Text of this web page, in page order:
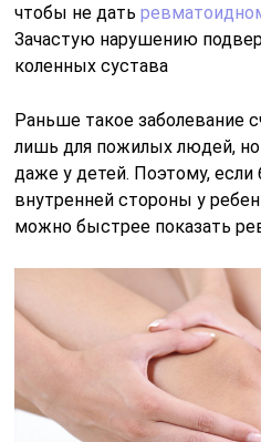
чтобы не дать
Зачастую нарушению
коленных сустава
Раньше такое заболевание
лишь для пожилых людей, но
даже у детей. Поэтому, если
внутренней стороны у
можно быстрее показать